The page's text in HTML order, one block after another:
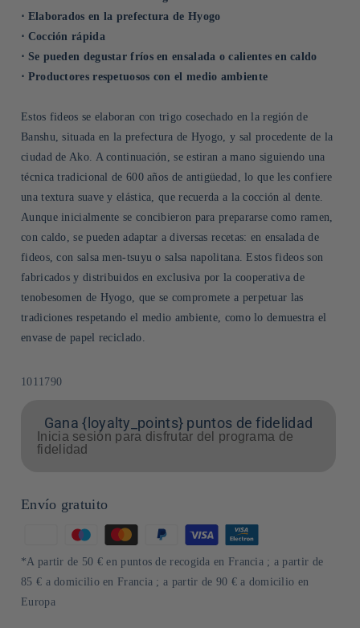
⋅ Elaborados en la prefectura de Hyogo
⋅ Cocción rápida
⋅ Se pueden degustar fríos en ensalada o calientes en caldo
⋅ Productores respetuosos con el medio ambiente
Estos fideos se elaboran con trigo cosechado en la región de
Banshu, situada en la prefectura de Hyogo, y sal procedente de la
ciudad de Ako. A continuación, se estiran a mano siguiendo una
técnica tradicional de 600 años de antigüedad, lo que les confiere
una textura suave y elástica, que recuerda a la cocción al dente.
Aunque inicialmente se concibieron para prepararse como ramen,
con caldo, se pueden adaptar a diversas recetas: en ensalada de
fideos, con salsa men-tsuyu o salsa napolitana. Estos fideos son
fabricados y distribuidos en exclusiva por la cooperativa de
tenobesomen de Hyogo, que se compromete a perpetuar las
tradiciones respetando el medio ambiente, como lo demuestra el
envase de papel reciclado.
SKU:
1011790
Gana {loyalty_points} puntos de fidelidad
Inicia sesión para disfrutar del programa de
fidelidad
Envío gratuito
de
pago
*A partir de 50 € en puntos de recogida en Francia ; a partir de
85 € a domicilio en Francia ; a partir de 90 € a domicilio en
Europa